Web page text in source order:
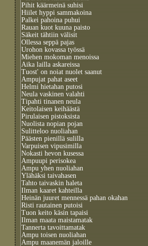
Pihit käärmeinä suhisi
Hiilet hyppi sammakoina
Palkei pahoina puhui
Rauan kuot kuuna paisto
Säkeit tähtiin välisit
Ollessa seppä pajas
Urohon kovassa työssä
Miehen mokoman menoissa
Aika lailla askareissa
Tuost' on noiat nuolet saanut
Ampujat pahat aseet
Helmi hietahan putosi
Neula vaskinen valahti
Tipahti tinanen neula
Keitolaisen keihäästä
Pirulaisen pistoksista
Nuolista nopian pojan
Sulitteloo nuoliahan
Päästen pienillä sulilla
Varpuisen vipusimilla
Nokasti hevon kusessa
Ampuupi perisokea
Ampu yhen nuoliahan
Ylähäksi taivahasen
Tahto taivaskin haleta
Ilman kaaret kahteilla
Heinän juuret mennessä pahan okahan
Risti rautainen putoisi
Tuon keito käsin tapaisi
Ilman maata maistamatak
Tannerta tavoittamatak
Ampu toisen nuoliahan
Ampu maanemän jaloille